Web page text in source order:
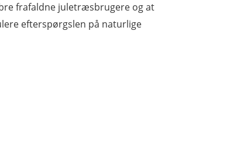
frafaldne juletræsbrugere og at
efterspørgslen på naturlige